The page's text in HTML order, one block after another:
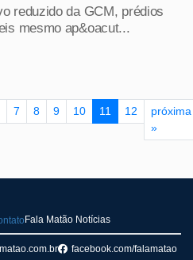
reduzido da GCM, prédios
mesmo ap&oacut...
7 8 9 10 11 12
próxima
»
Fala Matão Notícias
facebook.com/falamatao